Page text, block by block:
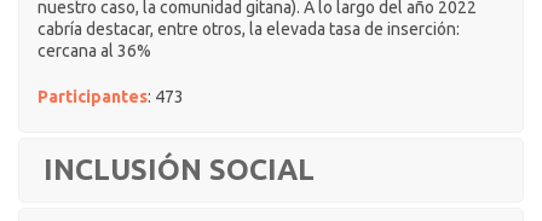
nuestro caso, la comunidad gitana). A lo largo del año 2022
cabría destacar, entre otros, la elevada tasa de inserción:
cercana al 36%
Participantes: 473
INCLUSIÓN SOCIAL